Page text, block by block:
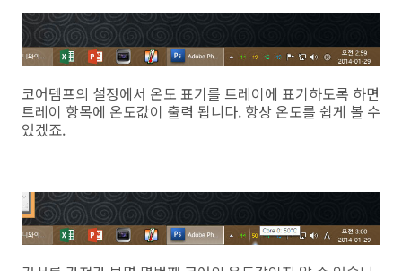
코어템프의 설정에서 온도 표기를 트레이에 표기하도록 하면
트레이 항목에 온도값이 출력 됩니다. 항상 온도를 쉽게 볼 수
있겠죠.